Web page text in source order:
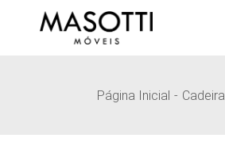
Página Inicial Cadeira